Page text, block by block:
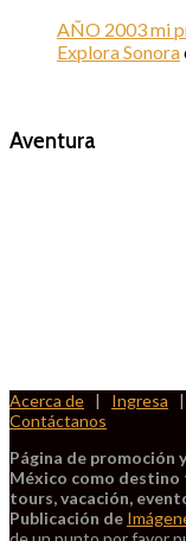
AÑO 2003 mi
Explora Sonora
Aventura
Acerca de | Ingresa |
Contáctanos
Página de promoción
México como
tours, vacación,
Publicación de